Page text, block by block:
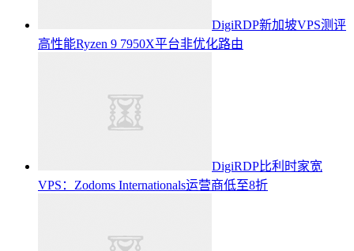
DigiRDP新加坡VPS测评
高性能Ryzen 9 7950X平台非优化路由
DigiRDP比利时家宽
VPS：Zodoms Internationals运营商低至8折